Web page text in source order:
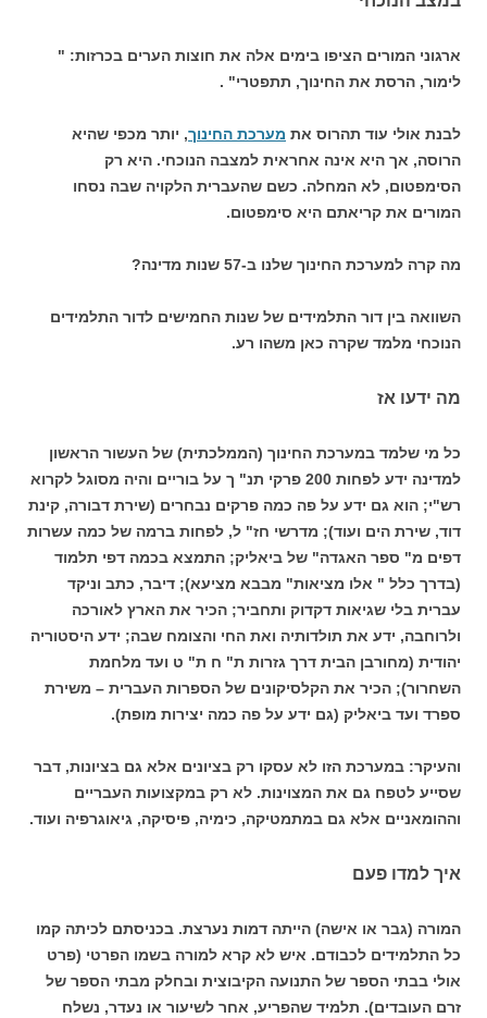
ארגוני המורים הציפו בימים אלה את חוצות הערים בכרזות: "
לימור, הרסת את החינוך, תתפטרי" .
לבנת אולי עוד תהרוס את מערכת החינוך, יותר מכפי שהיא
הרוסה, אך היא אינה אחראית למצבה הנוכחי. היא רק
הסימפטום, לא המחלה. כשם שהעברית הלקויה שבה נסחו
המורים את קריאתם היא סימפטום.
מה קרה למערכת החינוך שלנו ב-57 שנות מדינה?
השוואה בין דור התלמידים של שנות החמישים לדור התלמידים
הנוכחי מלמד שקרה כאן משהו רע.
מה ידעו אז
כל מי שלמד במערכת החינוך (הממלכתית) של העשור הראשון
למדינה ידע לפחות 200 פרקי תנ" ך על בוריים והיה מסוגל לקרוא
רש"י; הוא גם ידע על פה כמה פרקים נבחרים (שירת דבורה, קינת
דוד, שירת הים ועוד); מדרשי חז" ל, לפחות ברמה של כמה עשרות
דפים מ" ספר האגדה" של ביאליק; התמצא בכמה דפי תלמוד
(בדרך כלל " אלו מציאות" מבבא מציעא); דיבר, כתב וניקד
עברית בלי שגיאות דקדוק ותחביר; הכיר את הארץ לאורכה
ולרוחבה, ידע את תולדותיה ואת החי והצומח שבה; ידע היסטוריה
יהודית (מחורבן הבית דרך גזרות ת" ח ת" ט ועד מלחמת
השחרור); הכיר את הקלסיקונים של הספרות העברית – משירת
ספרד ועד ביאליק (גם ידע על פה כמה יצירות מופת).
והעיקר: במערכת הזו לא עסקו רק בציונים אלא גם בציונות, דבר
שסייע לטפח גם את המצוינות. לא רק במקצועות העבריים
וההומאניים אלא גם במתמטיקה, כימיה, פיסיקה, גיאוגרפיה ועוד.
איך למדו פעם
המורה (גבר או אישה) הייתה דמות נערצת. בכניסתם לכיתה קמו
כל התלמידים לכבודם. איש לא קרא למורה בשמו הפרטי (פרט
אולי בבתי הספר של התנועה הקיבוצית ובחלק מבתי הספר של
זרם העובדים). תלמיד שהפריע, אחר לשיעור או נעדר, נשלח